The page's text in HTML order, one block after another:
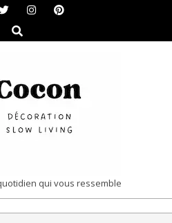
Search
qui vous ressemble